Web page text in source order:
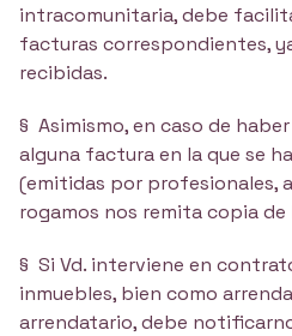
intracomunitaria, debe
facturas correspondientes,
recibidas.
§ Asimismo, en caso de
alguna factura en la que se
(emitidas por profesionales,
rogamos nos remita copia de
§ Si Vd. interviene en
inmuebles, bien como
arrendatario, debe